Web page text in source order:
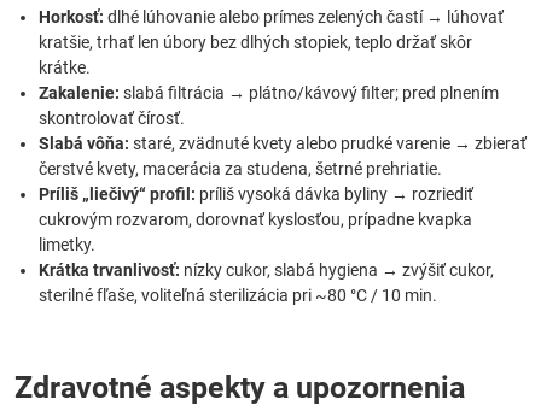
Horkosť: dlhé lúhovanie alebo prímes zelených častí → lúhovať
kratšie, trhať len úbory bez dlhých stopiek, teplo držať skôr
krátke.
Zakalenie: slabá filtrácia → plátno/kávový filter; pred plnením
skontrolovať čírosť.
Slabá vôňa: staré, zvädnuté kvety alebo prudké varenie → zbierať
čerstvé kvety, macerácia za studena, šetrné prehriatie.
Príliš „liečivý“ profil: príliš vysoká dávka byliny → rozriediť
cukrovým rozvarom, dorovnať kyslosťou, prípadne kvapka
limetky.
Krátka trvanlivosť: nízky cukor, slabá hygiena → zvýšiť cukor,
sterilné fľaše, voliteľná sterilizácia pri ~80 °C / 10 min.
Zdravotné aspekty a upozornenia